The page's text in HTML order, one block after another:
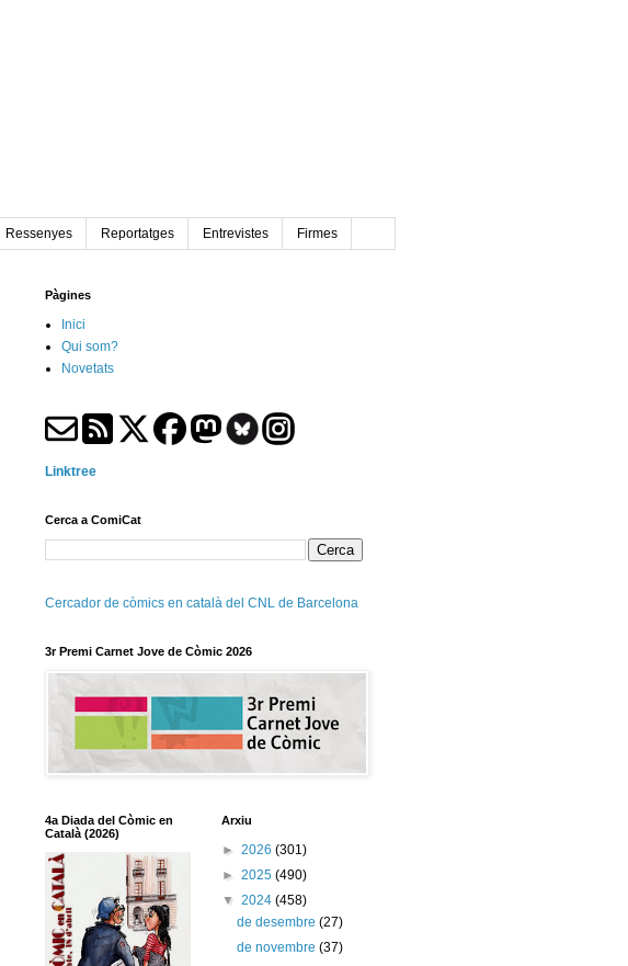
Ressenyes Reportatges Entrevistes Firmes
Pàgines
Inici
Qui som?
Novetats
Linktree
Cerca a ComiCat
Cercador de còmics en català del CNL de Barcelona
3r Premi Carnet Jove de Còmic 2026
4a Diada del Còmic en
Català (2026)
Arxiu
► 2026 (301)
► 2025 (490)
▼ 2024 (458)
de desembre(27)
de novembre(37)